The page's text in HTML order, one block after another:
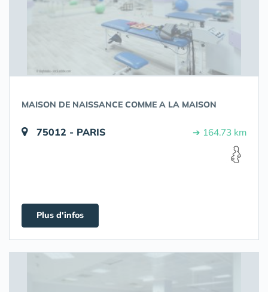
MAISON DE NAISSANCE COMME A LA MAISON
75012 - PARIS ➔ 164.73 km
Plus d'infos